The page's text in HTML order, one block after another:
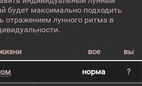
будет максимально подходить
отражением лунного ритма в
все вы
норма ?